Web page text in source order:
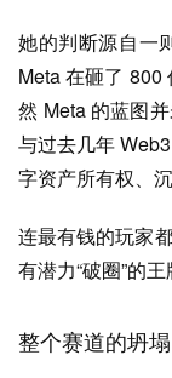
她的判断源自一
Meta 在砸了 800
然 Meta 的蓝图
与过去几年
字资产所有权、
连最有钱的玩家
有潜力“破圈”的
整个赛道的坍